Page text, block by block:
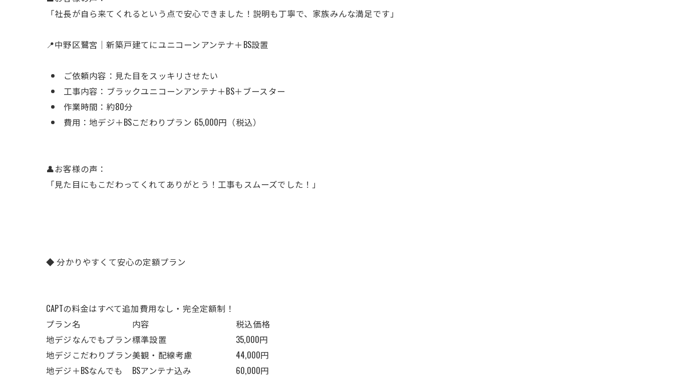
「社長が自ら来てくれるという点で安心できました！説明も丁寧で、家族みんな満足です」
📍中野区鷺宮｜新築戸建てにユニコーンアンテナ＋BS設置
ご依頼内容：見た目をスッキリさせたい
工事内容：ブラックユニコーンアンテナ＋BS＋ブースター
作業時間：約80分
費用：地デジ＋BSこだわりプラン 65,000円（税込）
👤お客様の声：
「見た目にもこだわってくれてありがとう！工事もスムーズでした！」
◆ 分かりやすくて安心の定額プラン
CAPTの料金はすべて追加費用なし・完全定額制！
プラン名
内容
税込価格
地デジなんでもプラン標準設置
35,000円
地デジこだわりプラン美観・配線考慮
44,000円
地デジ＋BSなんでも
BSアンテナ込み
60,000円